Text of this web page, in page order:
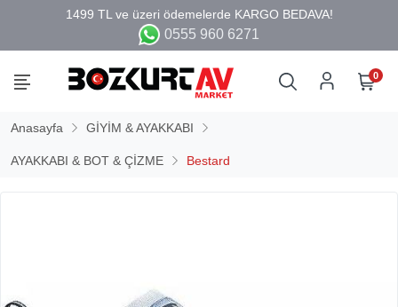
0555 960 6271
0
Anasayfa GİYİM & AYAKKABI
AYAKKABI & BOT & ÇİZME Bestard